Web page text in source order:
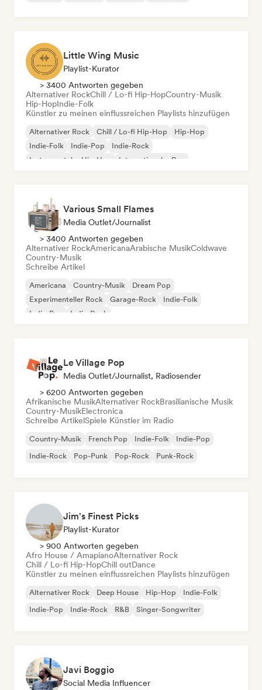
Little Wing Music
Playlist-Kurator
> 3400 Antworten gegeben
Alternativer RockChill / Lo-fi Hip-HopCountry-Musik
Hip-HopIndie-Folk
Künstler zu meinen einflussreichen Playlists hinzufügen
Alternativer Rock Chill / Lo-fi Hip-Hop
Hip-Hop
Indie-Folk
Indie-Pop
Indie-Rock
Instrumentaler Hip-Hop
Internationaler Rap
Various Small Flames
Media Outlet/Journalist
> 3400 Antworten gegeben
Alternativer RockAmericanaArabische MusikColdwave
Country-Musik
Schreibe Artikel
Americana Country-Musik
Dream Pop
Experimenteller Rock
Garage-Rock
Indie-Folk
Indie-Pop
Indie-Rock
Le Village Pop
Media Outlet/Journalist, Radiosender
> 6200 Antworten gegeben
Afrikanische MusikAlternativer RockBrasilianische Musik
Country-MusikElectronica
Schreibe ArtikelSpiele Künstler im Radio
Country-Musik French Pop Indie-Folk
Indie-Pop
Indie-Rock
Pop-Punk Pop-Rock Punk-Rock
Jim's Finest Picks
Playlist-Kurator
> 900 Antworten gegeben
Afro House / AmapianoAlternativer Rock
Chill / Lo-fi Hip-HopChill outDance
Künstler zu meinen einflussreichen Playlists hinzufügen
Alternativer Rock Deep House Hip-Hop
Indie-Folk
Indie-Pop
Indie-Rock R&B Singer-Songwriter
Javi Boggio
Social Media Influencer